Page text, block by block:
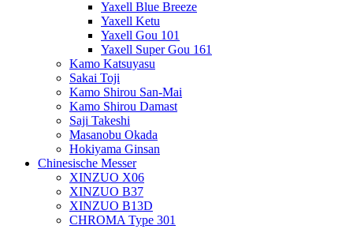
Yaxell Blue Breeze
Yaxell Ketu
Yaxell Gou 101
Yaxell Super Gou 161
Kamo Katsuyasu
Sakai Toji
Kamo Shirou San-Mai
Kamo Shirou Damast
Saji Takeshi
Masanobu Okada
Hokiyama Ginsan
Chinesische Messer
XINZUO X06
XINZUO B37
XINZUO B13D
CHROMA Type 301